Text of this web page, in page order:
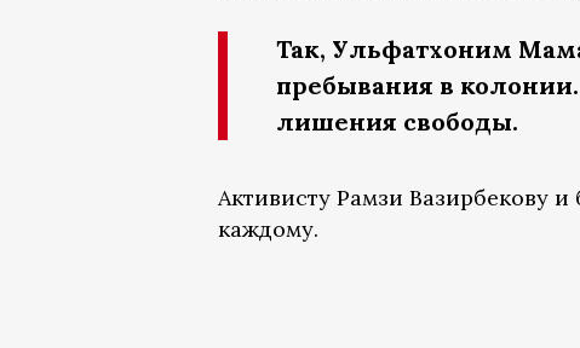
Так, Ульфатхоним
пребывания в колонии.
лишения свободы.
Активисту Рамзи Вазирбекову
каждому.